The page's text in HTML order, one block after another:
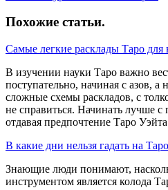
Похожие статьи.
Самые легкие расклады Таро
В изучении науки Таро важно
поступательно, начиная с азов, а
сложные схемы раскладов, с
не справиться. Начинать лучше
отдавая предпочтение Таро
В какие дни нельзя гадать на Таро
Знающие люди понимают,
инструментом является колода